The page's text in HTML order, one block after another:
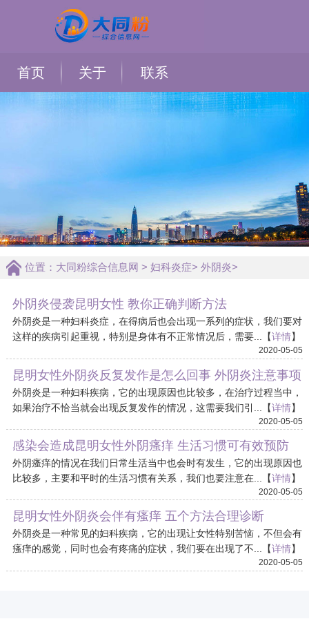
首页 关于 联系
位置： 大同粉综合信息网 > 妇科炎症> 外阴炎>
外阴炎侵袭昆明女性 教你正确判断方法
外阴炎是一种妇科炎症，在得病后也会出现一系列的症状，我们要对
这样的疾病引起重视，特别是身体有不正常情况后，需要...【详情】
2020-05-05
昆明女性外阴炎反复发作是怎么回事 外阴炎注意事项
外阴炎是一种妇科疾病，它的出现原因也比较多，在治疗过程当中，
如果治疗不恰当就会出现反复发作的情况，这需要我们引...【详情】
2020-05-05
感染会造成昆明女性外阴瘙痒 生活习惯可有效预防
外阴瘙痒的情况在我们日常生活当中也会时有发生，它的出现原因也
比较多，主要和平时的生活习惯有关系，我们也要注意在...【详情】
2020-05-05
昆明女性外阴炎会伴有瘙痒 五个方法合理诊断
外阴炎是一种常见的妇科疾病，它的出现让女性特别苦恼，不但会有
瘙痒的感觉，同时也会有疼痛的症状，我们要在出现了不...【详情】
2020-05-05